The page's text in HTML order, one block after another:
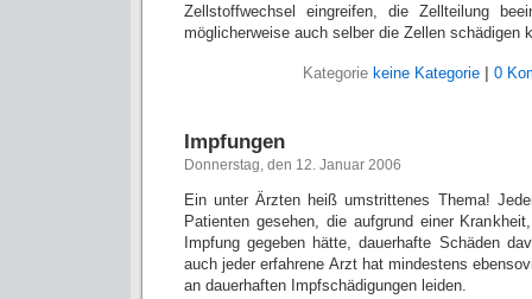
Zellstoffwechsel eingreifen, die Zellteilung
möglicherweise auch selber die Zellen schädigen
Kategorie keine Kategorie 0
Impfungen
Donnerstag, den 12. Januar 2006
Ein unter Ärzten heiß umstrittenes Thema!
Patienten gesehen, die aufgrund einer
Impfung gegeben hätte, dauerhafte Schäden
auch jeder erfahrene Arzt hat mindestens
an dauerhaften Impfschädigungen leiden.